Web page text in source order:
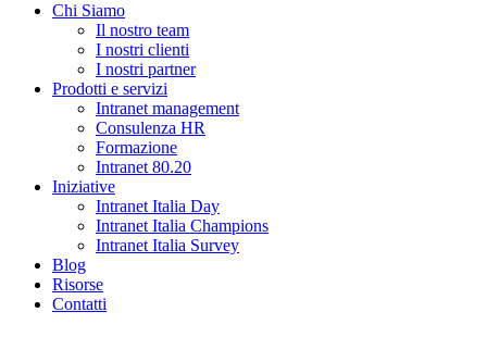
Chi Siamo
Il nostro team
I nostri clienti
I nostri partner
Prodotti e servizi
Intranet management
Consulenza HR
Formazione
Intranet 80.20
Iniziative
Intranet Italia Day
Intranet Italia Champions
Intranet Italia Survey
Blog
Risorse
Contatti